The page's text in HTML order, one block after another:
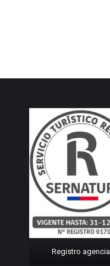
Registro agencia